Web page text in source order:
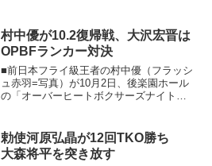
ターナショナル戦で、王者のメイリン・
ヌルスルタン（...
村中優が10.2復帰戦、大沢宏晋は
OPBFランカー対決
■前日本フライ級王者の村中優（フラッシ
ュ赤羽=写真）が10月2日、後楽園ホール
の「オーバーヒートボクサーズナイト」
戦で体重超過により王座をはく奪され、6
か月間の...
勅使河原弘晶が12回TKO勝ち
大森将平を突き放す